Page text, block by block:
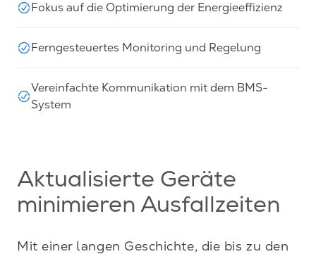
Fokus auf die Optimierung der Energieeffizienz
Ferngesteuertes Monitoring und Regelung
Vereinfachte Kommunikation mit dem BMS-
System
Aktualisierte Geräte
minimieren Ausfallzeiten
Mit einer langen Geschichte, die bis zu den